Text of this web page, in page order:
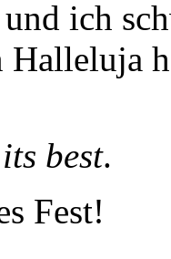
ich
Halleluja
best.
Fest!